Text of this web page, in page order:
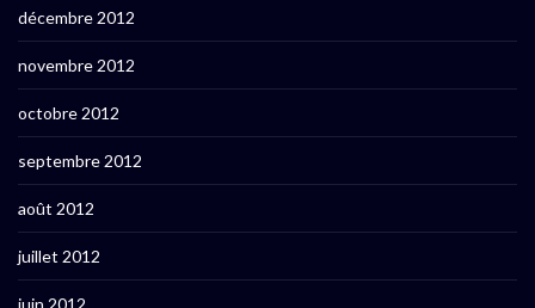
décembre 2012
novembre 2012
octobre 2012
septembre 2012
août 2012
juillet 2012